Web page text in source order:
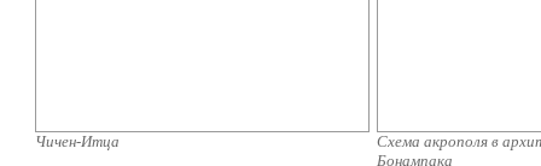
Чичен-Итца
Схема акрополя в
Бонампака